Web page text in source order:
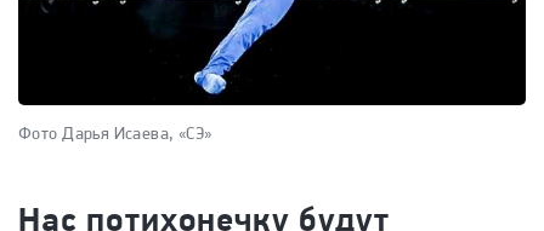
Фото Дарья Исаева, «СЭ»
Нас потихонечку будут